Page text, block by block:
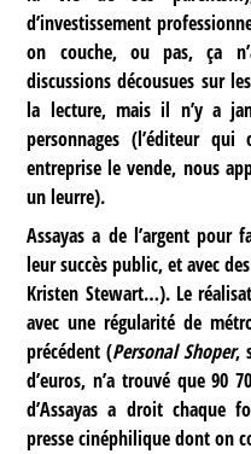
d’investissement
on couche, ou pas, ça
discussions décousues sur
la lecture, mais il n’y a
personnages (l’éditeur
entreprise le vende, nous
un leurre).
Assayas a de l’argent pour
leur succès public, et avec
Kristen Stewart…). Le
avec une régularité de
précédent (Personal Shoper,
d’euros, n’a trouvé que 90
d’Assayas a droit chaque
presse cinéphilique dont on